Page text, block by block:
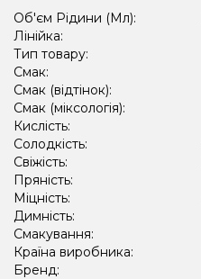
Об'єм Рідини (Мл):
Лінійка:
Тип товару:
Смак:
Смак (відтінок):
Смак (міксологія):
Кислість:
Солодкість:
Свіжість:
Пряність:
Міцність:
Димність:
Смакування:
Країна виробника:
Бренд: